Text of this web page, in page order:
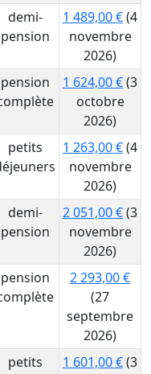
demi-
pension
1 489,00 €(4
novembre
2026)
pension
1 624,00 €(3
octobre
2026)
petits
1 263,00 €(4
novembre
2026)
demi-
pension
2 051,00 €(3
novembre
2026)
pension
2 293,00 €
(27
septembre
2026)
petits
1 601,00 €(3